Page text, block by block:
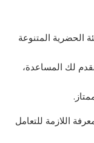
الحضرية المتنوعة
لك المساعدة،
اللازمة للتعامل